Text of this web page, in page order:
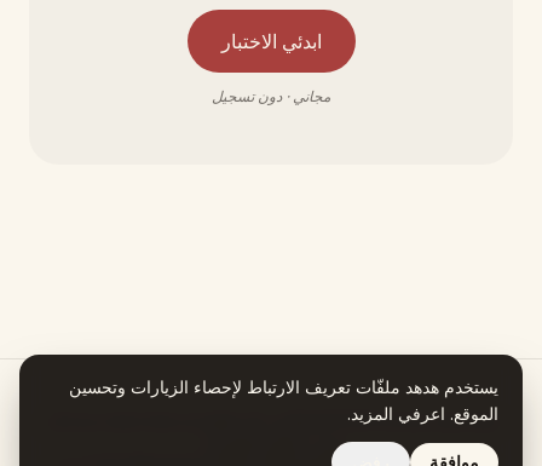
ابدئي الاختبار
مجاني · دون تسجيل
هدهد يعمل بمساعدة الذكاء الاصطناعي. كل معلومة في قصة اسمكِ تستند إلى
مصدر يمكنكِ التحقق منه.
يستخدم هدهد ملفّات تعريف الارتباط لإحصاء الزيارات وتحسين
الموقع. اعرفي المزيد.
موافقة